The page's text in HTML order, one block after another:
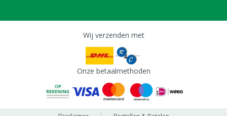
Wij verzenden met
Onze betaalmethoden